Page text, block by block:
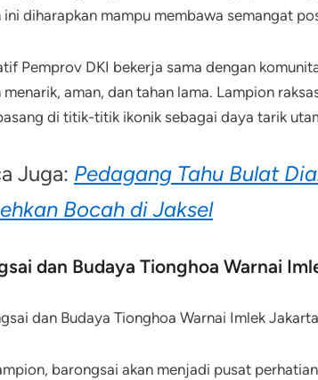
ini diharapkan mampu membawa semangat
Pemprov DKI bekerja sama dengan
menarik, aman, dan tahan lama. Lampion
di titik-titik ikonik sebagai daya tarik
Juga: Pedagang Tahu Bulat
Bocah di Jaksel
dan Budaya Tionghoa Warnai
barongsai akan menjadi pusat